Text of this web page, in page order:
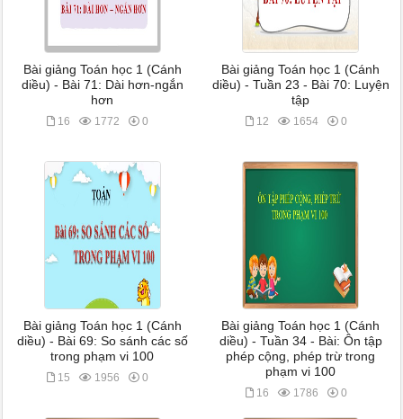
Bài giảng Toán học 1 (Cánh
diều) - Bài 71: Dài hơn-ngắn
hơn
16 1772 0
Bài giảng Toán học 1 (Cánh
diều) - Tuần 23 - Bài 70: Luyện
tập
12 1654 0
Bài giảng Toán học 1 (Cánh
diều) - Bài 69: So sánh các số
trong phạm vi 100
15 1956 0
Bài giảng Toán học 1 (Cánh
diều) - Tuần 34 - Bài: Ôn tập
phép cộng, phép trừ trong
phạm vi 100
16 1786 0